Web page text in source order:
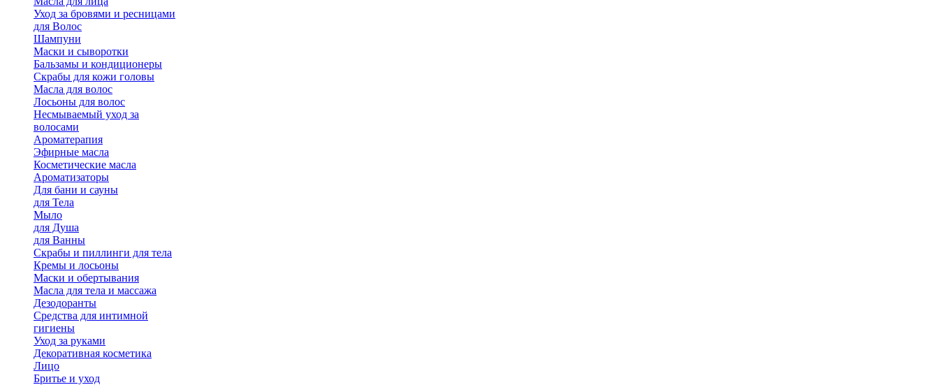
Уход за бровями и ресницами
для Волос
Шампуни
Маски и сыворотки
Бальзамы и кондиционеры
Скрабы для кожи головы
Масла для волос
Лосьоны для волос
Несмываемый уход за
волосами
Ароматерапия
Эфирные масла
Косметические масла
Ароматизаторы
Для бани и сауны
для Тела
Мыло
для Душа
для Ванны
Скрабы и пиллинги для тела
Кремы и лосьоны
Маски и обертывания
Масла для тела и массажа
Дезодоранты
Средства для интимной
гигиены
Уход за руками
Декоративная косметика
Лицо
Бритье и уход